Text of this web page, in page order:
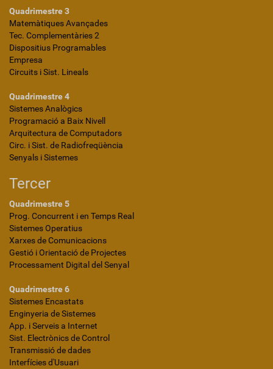
Quadrimestre 3
Matemàtiques Avançades
Tec. Complementàries 2
Dispositius Programables
Empresa
Circuits i Sist. Lineals
Quadrimestre 4
Sistemes Analògics
Programació a Baix Nivell
Arquitectura de Computadors
Circ. i Sist. de Radiofreqüència
Senyals i Sistemes
Tercer
Quadrimestre 5
Prog. Concurrent i en Temps Real
Sistemes Operatius
Xarxes de Comunicacions
Gestió i Orientació de Projectes
Processament Digital del Senyal
Quadrimestre 6
Sistemes Encastats
Enginyeria de Sistemes
App. i Serveis a Internet
Sist. Electrònics de Control
Transmissió de dades
Interfícies d'Usuari